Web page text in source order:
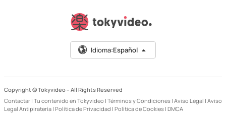
Idioma:Español
Copyright © Tokyvideo – All Rights Reserved
Contactar | Tu contenido en Tokyvideo | Términos y Condiciones | Aviso Legal | Aviso
Legal Antipiratería | Política de Privacidad | Política de Cookies | DMCA